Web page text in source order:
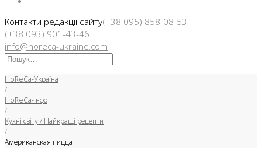
Контакти редакції сайту(+38 095) 858-08-53
(+38 093) 901-43-46
info@horeca-ukraine.com
Искать:
HoReCa-Україна
/
HoReCa-Інфо
/
Кухні світу / Найкращі рецепти
/
Американская пицца